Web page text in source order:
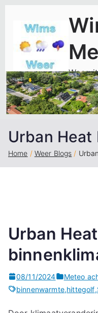
inhoud
Urban Heat
Home Weer Blogs
Urban
08/11/2024
Meteo
binnenwarmte,hittegolf,